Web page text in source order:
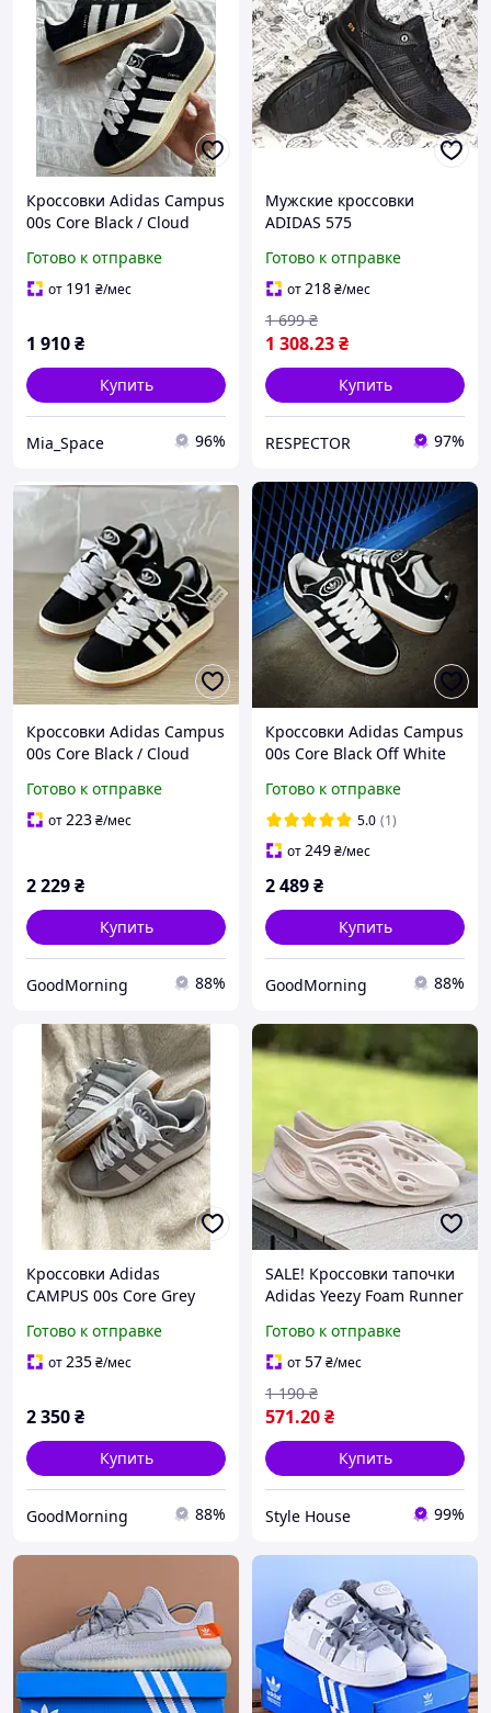
Кроссовки Adidas Campus
00s Core Black / Cloud
с белым 36-40 дутые
Готово к отправке
от 191 ₴/мес
1 910₴
Купить
Mia_Space 96%
Мужские кроссовки
ADIDAS 575
Готово к отправке
от218₴/мес
1 308.23₴
1 699 ₴
Купить
RESPECTOR 97%
Кроссовки Adidas Campus
00s Core Black / Cloud
с белым 36-40
Готово к отправке
от223₴/мес
2 229₴
Купить
GoodMorning 88%
Кроссовки Adidas Campus
00s Core Black Off White
Готово к отправке
5.0 (1)
от249₴/мес
2 489₴
Купить
GoodMorning 88%
Кроссовки Adidas
CAMPUS 00s Core Grey
Готово к отправке
от235₴/мес
2 350₴
Купить
GoodMorning 88%
SALE! Кроссовки тапочки
Adidas Yeezy Foam Runner
36(23.5 см)
Готово к отправке
от57₴/мес
571.20₴
1 190 ₴
Купить
Style House 99%